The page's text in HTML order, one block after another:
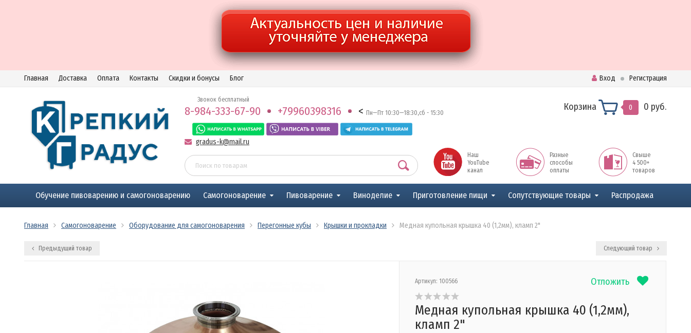
Главная Доставка Оплата Контакты Скидки и бонусы Блог Вход Регистрация
8-984-333-67-90 +79960398316 <
Звонок бесплатный
Пн—Пт 10:30—18:30,сб - 15:30
gradus-k@mail.ru
Корзина 0 0 руб.
Наш
YouTube
канал
Разные
способы
оплаты
Свыше
4 500+
товаров
Обучение пивоварению и самогоноварению Самогоноварение Пивоварение Виноделие Приготовление пищи Сопутствующие товары Распродажа
Главная Самогоноварение Оборудование для самогоноварения Перегонные кубы Крышки и прокладки Медная купольная крышка 40 (1,2мм), кламп 2"
Предыдущий товар Следующий товар
Отложить
Артикул: 100566
Медная купольная крышка 40 (1,2мм),
кламп 2"